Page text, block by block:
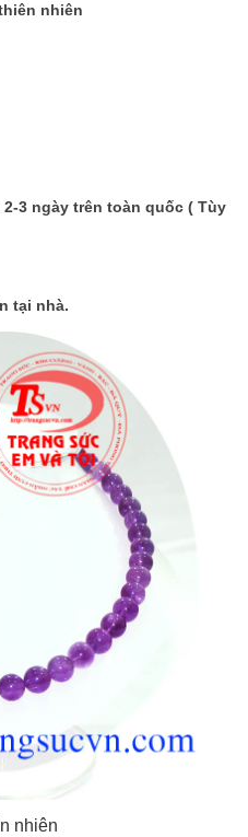
nhiên
3 ngày trên toàn quốc ( Tùy
tại nhà.
nhiên